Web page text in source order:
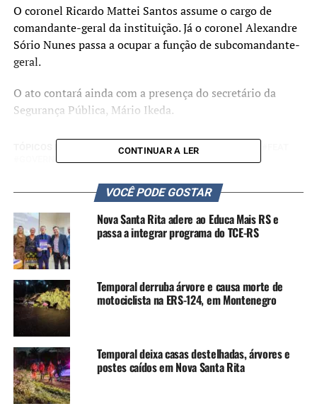
O coronel Ricardo Mattei Santos assume o cargo de
comandante-geral da instituição. Já o coronel Alexandre
Sório Nunes passa a ocupar a função de subcomandante-
geral.
O ato contará ainda com a presença do secretário da
Segurança Pública, Mário Ikeda.
TÓPICOS RELACIONADOS: CANOAS EDUARDO LEITE
GOVERNO DO ESTADO
Prefeitura de Canoas em parceria com a Agência Moove
lança nova marca de governo com slogan “Tá acontecendo,
tá avançando”
NÃO SE ESQUEÇA
APAE Canoas e Nova Santa Rita empossam nova diretoria
para o triênio 2026 a 2028
CONTINUAR A LER
VOCÊ PODE GOSTAR
Nova Santa Rita adere ao Educa Mais RS e
passa a integrar programa do TCE-RS
Temporal derruba árvore e causa morte de
motociclista na ERS-124, em Montenegro
Temporal deixa casas destelhadas, árvores e
postes caídos em Nova Santa Rita